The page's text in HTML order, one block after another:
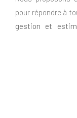
pour répondre à
gestion et
caractère,